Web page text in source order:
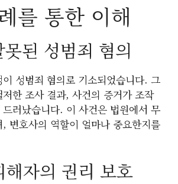
를 통한 이해
된 성범죄 혐의
성범죄 혐의로 기소되었습니다. 그
한 조사 결과, 사건의 증거가 조작
러났습니다. 이 사건은 법원에서 무
변호사의 역할이 얼마나 중요한지를
자의 권리 보호